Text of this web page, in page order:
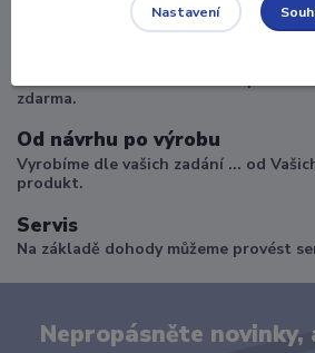
Po dohodě se zákazníkem přivezeme a
zdarma.
Od návrhu po výrobu
Vyrobíme dle vašich zadání ... od
produkt.
Servis
Na základě dohody můžeme provést
Nepropásněte novinky,
Nastavení